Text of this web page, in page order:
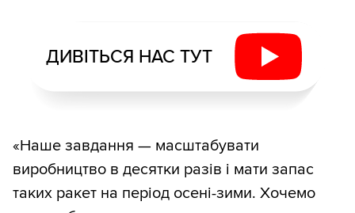
ДИВІТЬСЯ НАС ТУТ
«Наше завдання — масштабувати
виробництво в десятки разів і мати запас
таких ракет на період осені-зими. Хочемо